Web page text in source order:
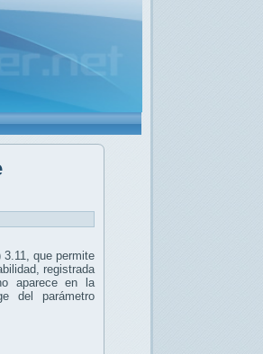
que permite
registrada
aparece en la
del parámetro